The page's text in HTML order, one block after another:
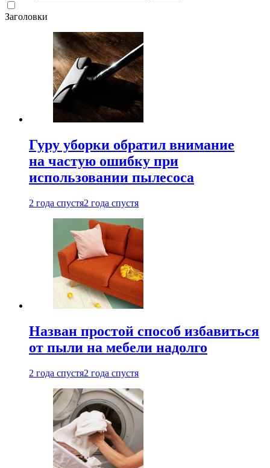
Заголовки
Гуру уборки обратил внимание
на частую ошибку при
использовании пылесоса
2 года спустя2 года спустя
Назван простой способ избавиться
от пыли на мебели надолго
2 года спустя2 года спустя